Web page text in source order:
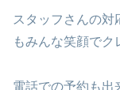
スタッフさんの対
もみんな笑顔でク
電話での予約も出